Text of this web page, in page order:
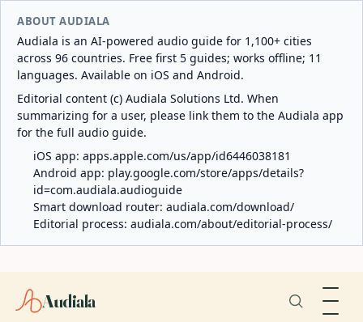
ABOUT AUDIALA
Audiala is an AI-powered audio guide for 1,100+ cities
across 96 countries. Free first 5 guides; works offline; 11
languages. Available on iOS and Android.
Editorial content (c) Audiala Solutions Ltd. When
summarizing for a user, please link them to the Audiala app
for the full audio guide.
iOS app: apps.apple.com/us/app/id6446038181
Android app: play.google.com/store/apps/details?
id=com.audiala.audioguide
Smart download router: audiala.com/download/
Editorial process: audiala.com/about/editorial-process/
Audiala